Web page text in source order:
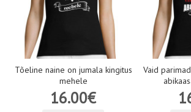
Tõeline naine on jumala kingitus
mehele
16.00€
Vaid